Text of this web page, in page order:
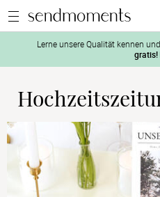
Lerne unsere Qualität kennen
gratis!
Und so
2. Aktiviere „kostenlose
Produktseite und lasse Dir die